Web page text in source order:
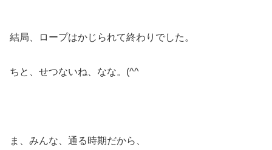
結局、ロープはかじられて終わりでした。
ちと、せつないね、なな。(^^ゞ
ま、みんな、通る時期だから、